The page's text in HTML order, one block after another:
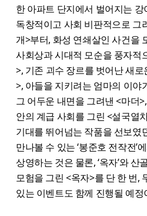
한 아파트 단지에서 벌어지는
독창적이고 사회 비판적으로 그
개>부터, 화성 연쇄살인 사건을
사회상과 시대적 모순을 풍자적
>, 기존 괴수 장르를 벗어난 새
>, 아들을 지키려는 엄마의 이야
그 어두운 내면을 그려낸 <마더
안의 계급 사회를 그린 <설국열
기대를 뛰어넘는 작품을 선보였
만나볼 수 있는 ‘봉준호 전작전’
상영하는 것은 물론, ‘옥자’와 산
모험을 그린 <옥자>를 단 한 번,
있는 이벤트도 함께 진행될 예정